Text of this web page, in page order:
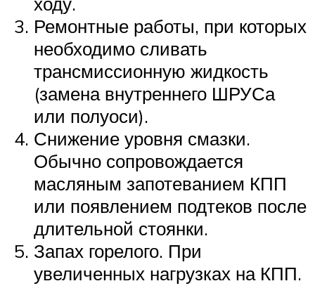
Ремонтные работы, при которых
необходимо сливать
трансмиссионную жидкость
(замена внутреннего ШРУСа
или полуоси).
Снижение уровня смазки.
Обычно сопровождается
масляным запотеванием КПП
или появлением подтеков после
длительной стоянки.
Запах горелого. При
увеличенных нагрузках на КПП.